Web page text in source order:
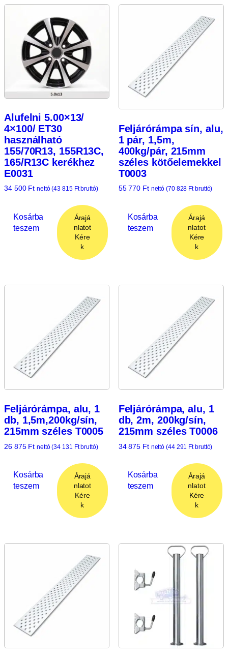
Alufelni 5.00×13/
4×100/ ET30
használható
155/70R13, 155R13C,
165/R13C kerékhez
E0031
34 500 Ft nettó (43 815 Ftbruttó)
Kosárba
teszem
Árajá
nlatot
Kére
k
Feljárórámpa sín, alu,
1 pár, 1,5m,
400kg/pár, 215mm
széles kötőelemekkel
T0003
55 770 Ft nettó (70 828 Ftbruttó)
Kosárba
teszem
Árajá
nlatot
Kére
k
Feljárórámpa, alu, 1
db, 1,5m,200kg/sín,
215mm széles T0005
26 875 Ft nettó (34 131 Ftbruttó)
Kosárba
teszem
Árajá
nlatot
Kére
k
Feljárórámpa, alu, 1
db, 2m, 200kg/sín,
215mm széles T0006
34 875 Ft nettó (44 291 Ftbruttó)
Kosárba
teszem
Árajá
nlatot
Kére
k